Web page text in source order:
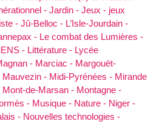
- Jardin - Jeux - jeux
- Jû-Belloc - L’Isle-Jourdain -
- Le combat des Lumières -
- Littérature - Lycée
- Marciac - Margouët-
Mauvezin - Midi-Pyrénées - Mirande
Mont-de-Marsan - Montagne -
- Musique - Nature - Niger -
- Nouvelles technologies -